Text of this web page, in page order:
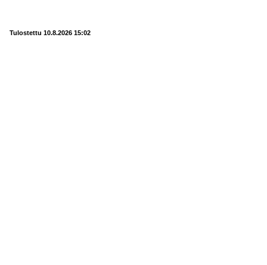
Tulostettu 10.8.2026 15:02